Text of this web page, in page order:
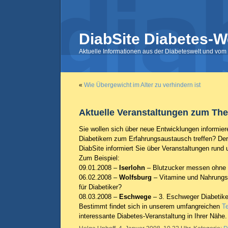
DiabSite Diabetes-
Aktuelle Informationen aus der Diabeteswelt und
« Wie Übergewicht im Alter zu verhindern ist
Aktuelle Veranstaltungen zum
Sie wollen sich über neue Entwicklungen
Diabetikern zum Erfahrungsaustausch treffen?
DiabSite informiert Sie über Veranstaltungen
Zum Beispiel:
09.01.2008 – Iserlohn – Blutzucker messen ohne
06.02.2008 – Wolfsburg – Vitamine und
für Diabetiker?
08.03.2008 – Eschwege – 3. Eschweger
Bestimmt findet sich in unserem umfangreichen
interessante Diabetes-Veranstaltung in Ihrer Nähe.